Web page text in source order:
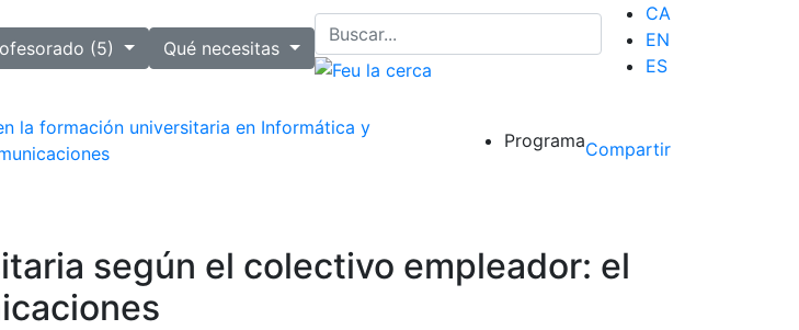
(5)
Qué necesitas
CA
EN
ES
la formación universitaria en Informática y
ProgramaCompartir
según el colectivo empleador: el